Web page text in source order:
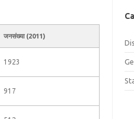
जनसंख्या (2011)
1923
917